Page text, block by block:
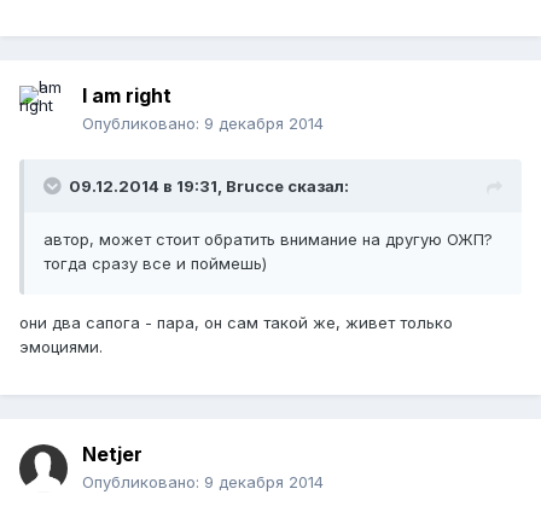
I am right
Опубликовано: 9 декабря 2014
09.12.2014 в 19:31, Brucce сказал:
автор, может стоит обратить внимание на другую ОЖП?
тогда сразу все и поймешь)
они два сапога - пара, он сам такой же, живет только
эмоциями.
Netjer
Опубликовано: 9 декабря 2014